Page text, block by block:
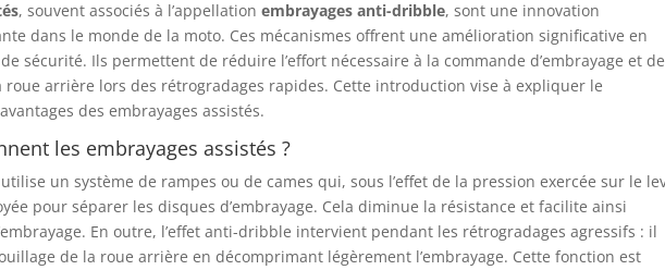
, souvent associés à l’appellationembrayages anti-dribble, sont une innovation
dans le monde de la moto. Ces mécanismes offrent une amélioration significative en
sécurité. Ils permettent de réduire l’effort nécessaire à la commande d’embrayage et de
arrière lors des rétrogradages rapides. Cette introduction vise à expliquer le
des embrayages assistés.
les embrayages assistés ?
un système de rampes ou de cames qui, sous l’effet de la pression exercée sur le
pour séparer les disques d’embrayage. Cela diminue la résistance et facilite ainsi
En outre, l’effet anti-dribble intervient pendant les rétrogradages agressifs : il
de la roue arrière en décomprimant légèrement l’embrayage. Cette fonction est